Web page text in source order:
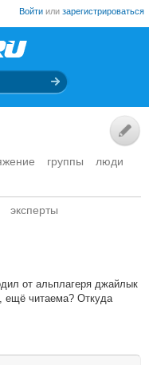
Войти или зарегистрироваться
группы
люди
эксперты
от альплагеря джайлык
ещё читаема? Откуда